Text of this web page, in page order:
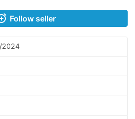
Follow seller
2024